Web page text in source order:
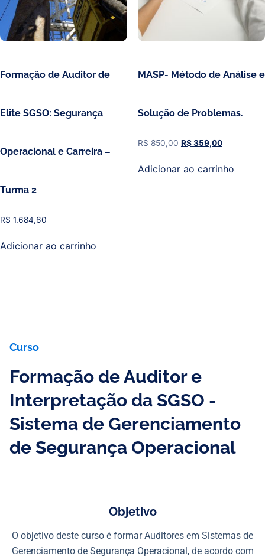
Formação de Auditor de
Elite SGSO: Segurança
Operacional e Carreira –
Turma 2
R$ 1.684,60
Adicionar ao carrinho
MASP- Método de Análise e
Solução de Problemas.
R$850,00 R$359,00
Adicionar ao carrinho
Curso
Formação de Auditor e
Interpretação da SGSO -
Sistema de Gerenciamento
de Segurança Operacional
Objetivo
O objetivo deste curso é formar Auditores em Sistemas de
Gerenciamento de Segurança Operacional, de acordo com